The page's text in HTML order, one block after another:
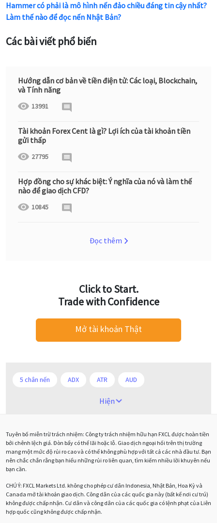
Hammer có phải là mô hình nến đảo chiều đáng tin cậy nhất?
Làm thế nào để đọc nến Nhật Bản?
Các bài viết phổ biến
Hướng dẫn cơ bản về tiền điện tử: Các loại, Blockchain,
và Tính năng
13991
Tài khoản Forex Cent là gì? Lợi ích của tài khoản tiền
gửi thấp
27795
Hợp đồng cho sự khác biệt: Ý nghĩa của nó và làm thế
nào để giao dịch CFD?
10845
Đọc thêm
Click to Start.
Trade with Confidence
Mở tài khoản Thật
5 chân nến ADX ATR AUD
Android
Bảng Anh Bảng lương phi nông nghiệp CAD
CHF COVI-19 COVID-19 CPI Charles Dow
Chuyên gia cố vấn Chuyên gia tư vấn
Hiện
Tuyên bố miễn trừ trách nhiệm: Công ty trách nhiệm hữu hạn FXCL được hoàn tiền
bởi chênh lệch giá. Đòn bẩy có thể lãi hoặc lỗ. Giao dịch ngoại hối trên thị trường
mang một mức độ rủi ro cao và có thể không phù hợp với tất cả các nhà đầu tư. Bạn
nên chắc chắn rằng bạn hiểu những rủi ro liên quan, tìm kiếm nhiều lời khuyên nếu
bạn cần.
CHÚ Ý: FXCL Markets Ltd. không cho phép cư dân Indonesia, Nhật Bản, Hoa Kỳ và
Canada mở tài khoản giao dịch. Công dân của các quốc gia này (bất kể nơi cư trú)
không được chấp nhận. Cư dân và công dân của các quốc gia có lệnh phạt của Liên
hợp quốc cũng không được chấp nhận.